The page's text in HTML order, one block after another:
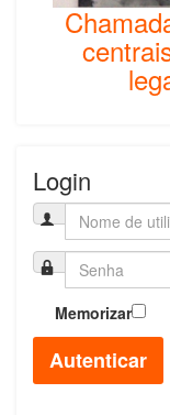
Login
Memorizar
Autenticar